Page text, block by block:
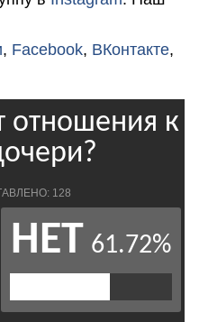
, Facebook, ВКонтакте,